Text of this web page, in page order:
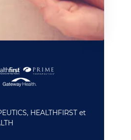
HEALTHFIRST et